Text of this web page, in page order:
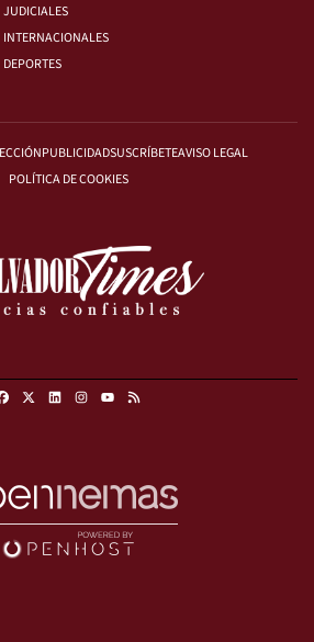
JUDICIALES
INTERNACIONALES
DEPORTES
PUBLICIDADSUSCRÍBETEAVISO LEGAL
POLÍTICA DE COOKIES
FacebookLinkedinInstagram